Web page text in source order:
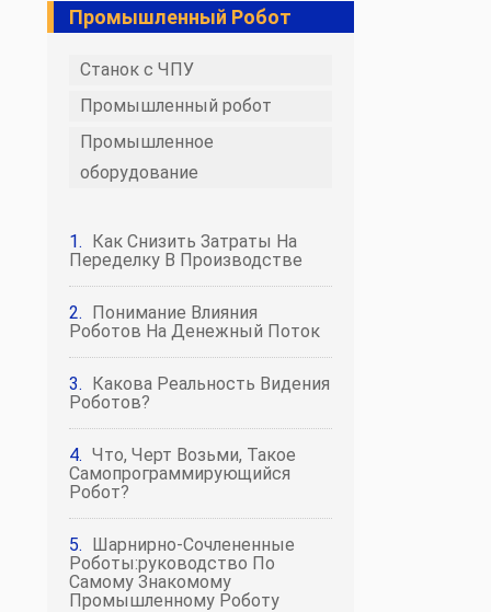
Промышленный Робот
Станок с ЧПУ
Промышленный робот
Промышленное
оборудование
Как Снизить Затраты На
Переделку В Производстве
Понимание Влияния
Роботов На Денежный Поток
Какова Реальность Видения
Роботов?
Что, Черт Возьми, Такое
Самопрограммирующийся
Робот?
Шарнирно-Сочлененные
Роботы:руководство По
Самому Знакомому
Промышленному Роботу